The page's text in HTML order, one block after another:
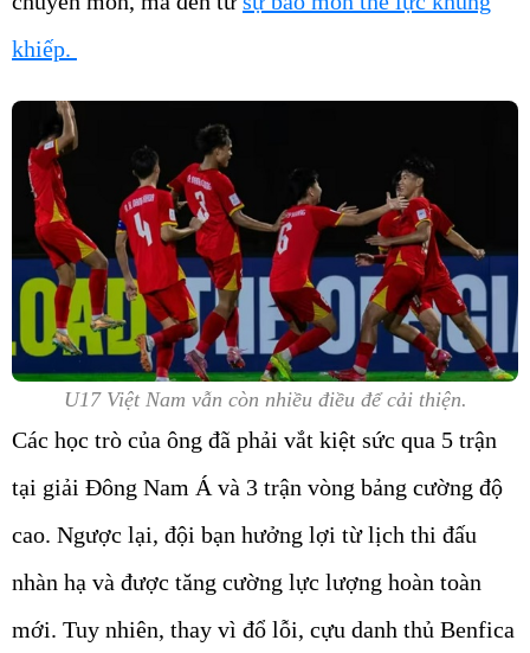
khiếp.
U17 Việt Nam vẫn còn nhiều điều để cải thiện.
Các học trò của ông đã phải vắt kiệt sức qua 5 trận
tại giải Đông Nam Á và 3 trận vòng bảng cường độ
cao. Ngược lại, đội bạn hưởng lợi từ lịch thi đấu
nhàn hạ và được tăng cường lực lượng hoàn toàn
mới. Tuy nhiên, thay vì đổ lỗi, cựu danh thủ Benfica